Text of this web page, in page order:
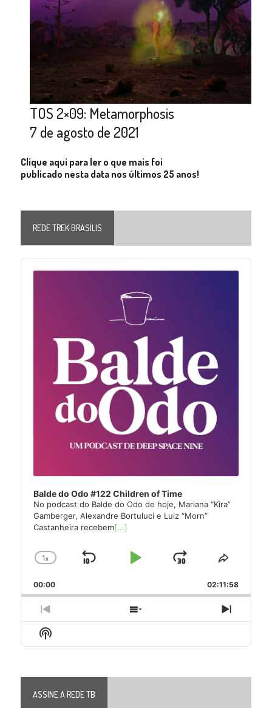
TOS 2×09: Metamorphosis
7 de agosto de 2021
Clique aqui para ler o que mais foi
publicado nesta data nos últimos 25 anos!
REDE TREK BRASILIS
Audio
Player
Balde do Odo #122 Children of Time
No podcast do Balde do Odo de hoje, Mariana “Kira”
Gamberger, Alexandre Bortuluci e Luiz “Morn”
Castanheira recebem[...]
Change
Rate
1x
Skip
Play
Jump
Forward
Share
Episode
00:00 02:11:58
Previous
Episode
Show
Episodes
Next
Episode
Show
Podcast
ASSINE A REDE TB